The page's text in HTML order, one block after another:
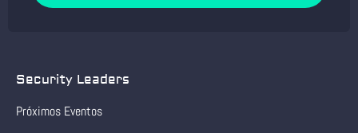
Security Leaders
Próximos Eventos